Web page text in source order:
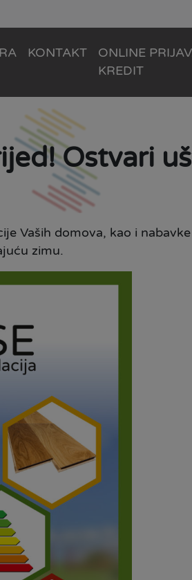
KONTAKT
ONLINE
KREDIT
Ostvari
Vaših domova, kao i
zimu.